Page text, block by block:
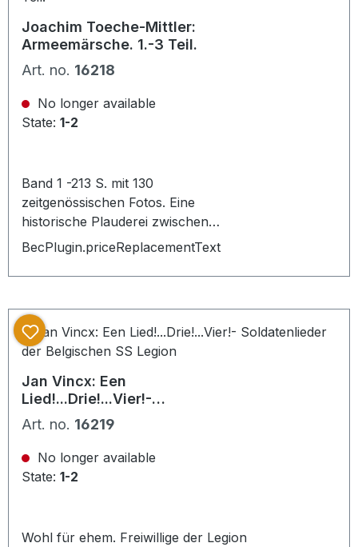
Joachim Toeche-Mittler:
Armeemärsche. 1.-3 Teil.
Art. no. 16218
No longer available
State: 1-2
Band 1 -213 S. mit 130
zeitgenössischen Fotos. Eine
historische Plauderei zwischen
Regimentsmusikern und
Trompeterkorps rund um die
deutsche Marschmusik W.Spemann-
Verlagshandlung, 1980. Band 2
Sammlung und Dokumentation, Die
Armeemarsch Sammlung Die
Regimenter mit Angabe Ihrer
Präsentier und Parademärsche,
S. 3. Teil: Die Geschichte unserer
Marschmusik, mit 130
zeitgenössischen Bildern und 8
BecPlugin.priceReplacementText
Jan Vincx: Een
Lied!...Drie!...Vier!-
Soldatenlieder der Belgischen
SS Legion
Art. no. 16219
No longer available
State: 1-2
Wohl für ehem. Freiwillige der Legion